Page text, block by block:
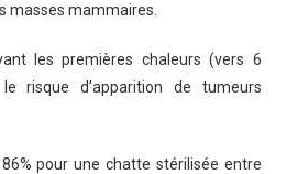
masses mammaires.
les premières chaleurs (vers 6
risque d’apparition de tumeurs
pour une chatte stérilisée entre